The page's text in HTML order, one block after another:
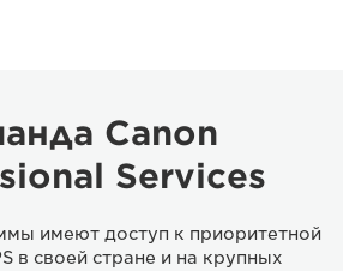
Canon
Services
имеют доступ к приоритетной
в своей стране и на крупных